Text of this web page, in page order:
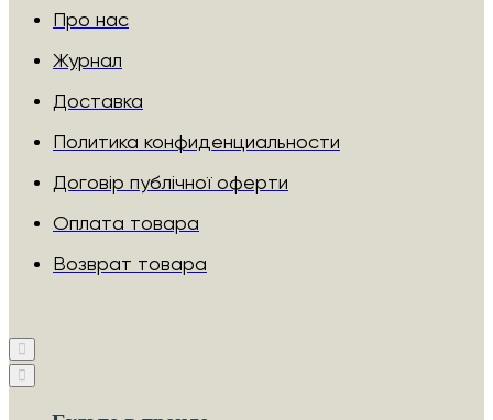
Про нас
Журнал
Доставка
Политика конфиденциальности
Договір публічної оферти
Оплата товара
Возврат товара